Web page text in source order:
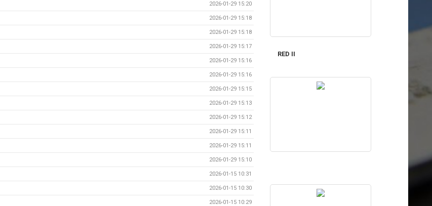
2026-01-29 15:20
2026-01-29 15:18
2026-01-29 15:18
2026-01-29 15:17
2026-01-29 15:16
2026-01-29 15:16
2026-01-29 15:15
2026-01-29 15:13
2026-01-29 15:12
2026-01-29 15:11
2026-01-29 15:11
2026-01-29 15:10
2026-01-15 10:31
2026-01-15 10:30
2026-01-15 10:29
RED II